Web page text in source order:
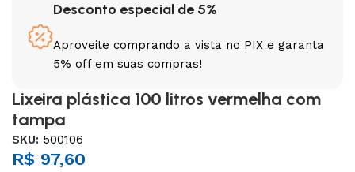
Desconto especial de 5%
Aproveite comprando a vista no PIX e garanta
5% off em suas compras!
Lixeira plástica 100 litros vermelha com
tampa
SKU: 500106
R$ 97,60